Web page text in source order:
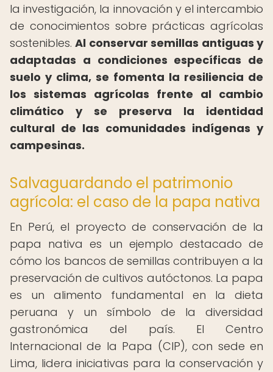
la investigación, la innovación y el intercambio
de conocimientos sobre prácticas agrícolas
sostenibles.Al conservar semillas antiguas y
adaptadas a condiciones específicas de
suelo y clima, se fomenta la resiliencia de
los sistemas agrícolas frente al cambio
climático y se preserva la identidad
cultural de las comunidades indígenas y
campesinas.
Salvaguardando el patrimonio
agrícola: el caso de la papa nativa
En Perú, el proyecto de conservación de la
papa nativa es un ejemplo destacado de
cómo los bancos de semillas contribuyen a la
preservación de cultivos autóctonos. La papa
es un alimento fundamental en la dieta
peruana y un símbolo de la diversidad
gastronómica del país. El Centro
Internacional de la Papa (CIP), con sede en
Lima, lidera iniciativas para la conservación y